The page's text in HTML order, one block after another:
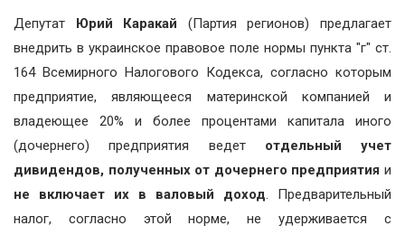
Депутат Юрий Каракай (Партия регионов) предлагает
внедрить в украинское правовое поле нормы пункта "г" ст.
164 Всемирного Налогового Кодекса, согласно которым
предприятие, являющееся материнской компанией и
владеющее 20% и более процентами капитала иного
(дочернего) предприятия ведет отдельный учет
дивидендов, полученных от дочернего предприятия и
не включает их в валовый доход. Предварительный
налог, согласно этой норме, не удерживается с